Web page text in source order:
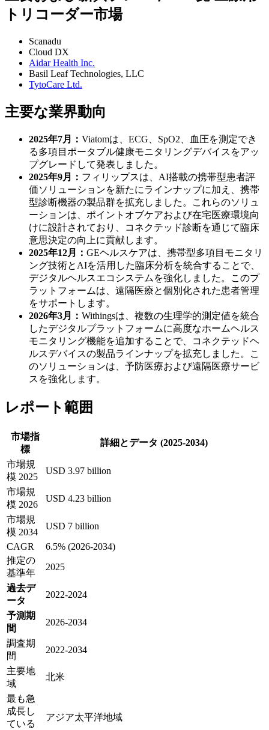
トリコーダー市場
Scanadu
Cloud DX
Aidar Health Inc.
Basil Leaf Technologies, LLC
TytoCare Ltd.
主要な業界動向
2025年7月： Viatomは、ECG、SpO2、血圧を測定でき
る多項目ポータブル健康モニタリングデバイスをアッ
プグレードして発表しました。
2025年9月： フィリップスは、AI搭載の携帯型患者評
価ソリューションを新たにラインナップに加え、携帯
型診断機器の製品群を拡充しました。これらのソリュ
ーションは、ポイントオブケアおよび在宅医療環境向
けに設計されており、コネクテッド診断を通じて臨床
意思決定の向上に貢献します。
2025年12月： GEヘルスケアは、携帯型多項目モニタリ
ング技術とAIを活用した臨床分析を統合することで、
デジタルヘルスエコシステムを強化しました。このプ
ラットフォームは、遠隔医療と個別化された患者管理
をサポートします。
2026年3月： Withingsは、複数の生理学的測定値を統合
したデジタルプラットフォームに高度なホームヘルス
モニタリング機能を追加することで、コネクテッドヘ
ルスデバイスの製品ラインナップを拡充しました。こ
のソリューションは、予防医療および遠隔医療サービ
スを強化します。
レポート範囲
市場指
標
詳細とデータ (2025-2034)
市場規
模 2025
USD 3.97 billion
市場規
模 2026
USD 4.23 billion
市場規
模 2034
USD 7 billion
CAGR
6.5% (2026-2034)
推定の
基準年
2025
過去デ
ータ
2022-2024
予測期
間
2026-2034
調査期
間
2022-2034
主要地
域
北米
最も急
成長し
ている
アジア太平洋地域